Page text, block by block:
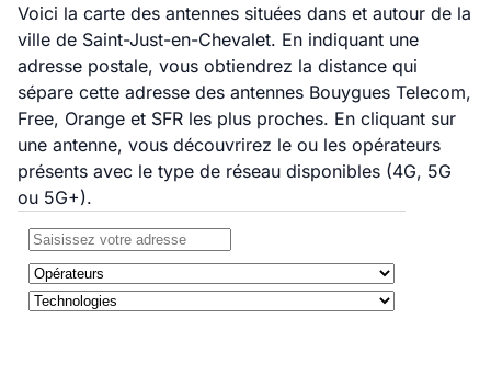
Voici la carte des antennes situées dans et autour de la
ville de Saint-Just-en-Chevalet. En indiquant une
adresse postale, vous obtiendrez la distance qui
sépare cette adresse des antennes Bouygues Telecom,
Free, Orange et SFR les plus proches. En cliquant sur
une antenne, vous découvrirez le ou les opérateurs
présents avec le type de réseau disponibles (4G, 5G
ou 5G+).